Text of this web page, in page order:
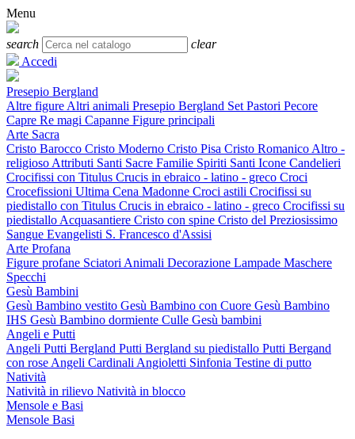
Menu
search
clear
Accedi
Presepio Bergland
Altre figure Altri animali Presepio Bergland Set Pastori Pecore
Capre Re magi Capanne Figure principali
Arte Sacra
Cristo Barocco Cristo Moderno Cristo Pisa Cristo Romanico Altro -
religioso Attributi Santi Sacre Familie Spiriti Santi Icone Candelieri
Crocifissi con Titulus Crucis in ebraico - latino - greco Croci
Crocefissioni Ultima Cena Madonne Croci astili Crocifissi su
piedistallo con Titulus Crucis in ebraico - latino - greco Crocifissi su
piedistallo Acquasantiere Cristo con spine Cristo del Preziosissimo
Sangue Evangelisti S. Francesco d'Assisi
Arte Profana
Figure profane Sciatori Animali Decorazione Lampade Maschere
Specchi
Gesù Bambini
Gesù Bambino vestito Gesù Bambino con Cuore Gesù Bambino
IHS Gesù Bambino dormiente Culle Gesù bambini
Angeli e Putti
Angeli Putti Bergland Putti Bergland su piedistallo Putti Bergand
con rose Angeli Cardinali Angioletti Sinfonia Testine di putto
Natività
Natività in rilievo Natività in blocco
Mensole e Basi
Mensole Basi